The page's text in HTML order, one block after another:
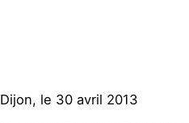
Dijon, le 30 avril 2013